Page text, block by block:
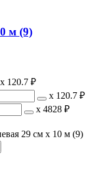
м (9)
х 120.7 ₽
х 120.7 ₽
х 4828 ₽
29 см х 10 м (9)